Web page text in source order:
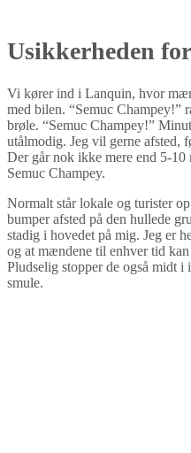
Usikkerheden
Vi kører ind i Lanquin, hvor
med bilen. “Semuc Champey!”
brøle. “Semuc Champey!”
utålmodig. Jeg vil gerne afsted,
Der går nok ikke mere end 5-
Semuc Champey.
Normalt står lokale og turister
bumper afsted på den hullede
stadig i hovedet på mig. Jeg er
og at mændene til enhver tid
Pludselig stopper de også midt
smule.